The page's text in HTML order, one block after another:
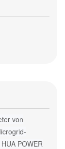
von
POWER